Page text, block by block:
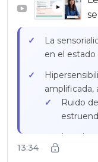
y las
▶
La
en el
amplificada,
Ruido
Luz de
13:34